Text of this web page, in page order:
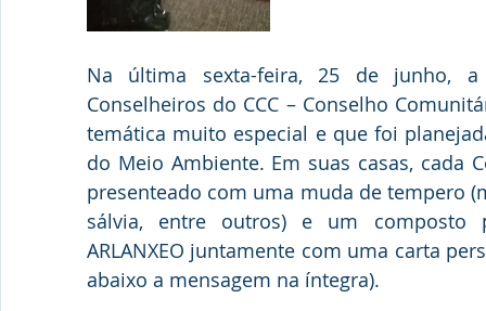
Na última sexta-feira, 25 de junho, a
Conselheiros do CCC – Conselho
temática muito especial e que foi
do Meio Ambiente. Em suas casas, cada
presenteado com uma muda de tempero
sálvia, entre outros) e um composto
ARLANXEO juntamente com uma carta
abaixo a mensagem na íntegra).